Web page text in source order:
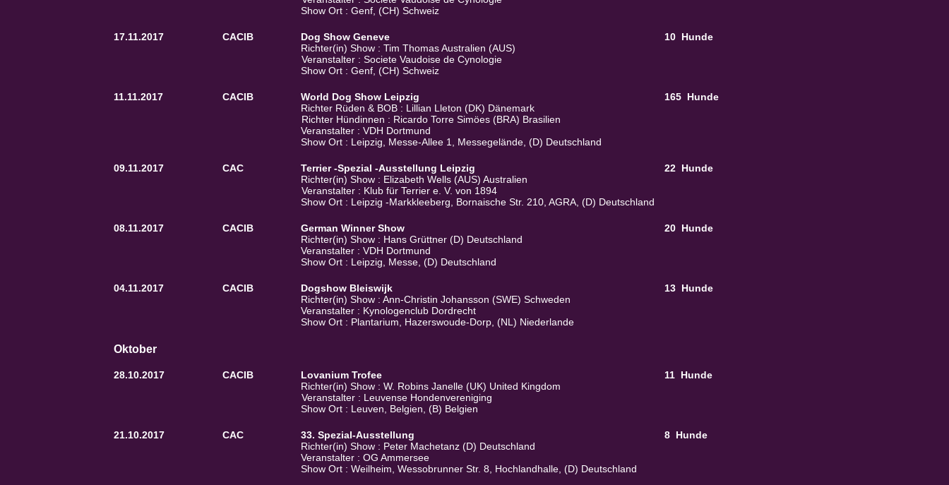
Show Ort : Genf, (CH) Schweiz
17.11.2017 CACIB Dog Show Geneve
Richter(in) Show : Tim Thomas Australien (AUS)
Veranstalter : Societe Vaudoise de Cynologie
Show Ort : Genf, (CH) Schweiz
10 Hunde
11.11.2017 CACIB World Dog Show Leipzig
Richter Rüden & BOB : Lillian Lleton (DK) Dänemark
Richter Hündinnen : Ricardo Torre Simöes (BRA) Brasilien
Veranstalter : VDH Dortmund
Show Ort : Leipzig, Messe-Allee 1, Messegelände, (D) Deutschland
165 Hunde
09.11.2017 CAC Terrier -Spezial -Ausstellung Leipzig
Richter(in) Show : Elizabeth Wells (AUS) Australien
Veranstalter : Klub für Terrier e. V. von 1894
Show Ort : Leipzig -Markkleeberg, Bornaische Str. 210, AGRA, (D) Deutschland
22 Hunde
08.11.2017 CACIB German Winner Show
Richter(in) Show : Hans Grüttner (D) Deutschland
Veranstalter : VDH Dortmund
Show Ort : Leipzig, Messe, (D) Deutschland
20 Hunde
04.11.2017 CACIB Dogshow Bleiswijk
Richter(in) Show : Ann-Christin Johansson (SWE) Schweden
Veranstalter : Kynologenclub Dordrecht
Show Ort : Plantarium, Hazerswoude-Dorp, (NL) Niederlande
13 Hunde
Oktober
28.10.2017 CACIB Lovanium Trofee
Richter(in) Show : W. Robins Janelle (UK) United Kingdom
Veranstalter : Leuvense Hondenvereniging
Show Ort : Leuven, Belgien, (B) Belgien
11 Hunde
21.10.2017 CAC 33. Spezial-Ausstellung
Richter(in) Show : Peter Machetanz (D) Deutschland
Veranstalter : OG Ammersee
Show Ort : Weilheim, Wessobrunner Str. 8, Hochlandhalle, (D) Deutschland
8 Hunde